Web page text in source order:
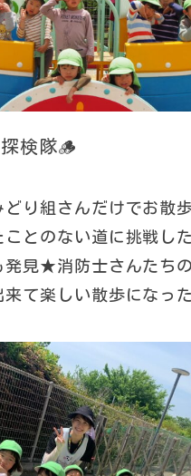
検隊🪵
り組さんだけでお散
ことのない道に挑戦し
発見★消防士さんたち
来て楽しい散歩になっ